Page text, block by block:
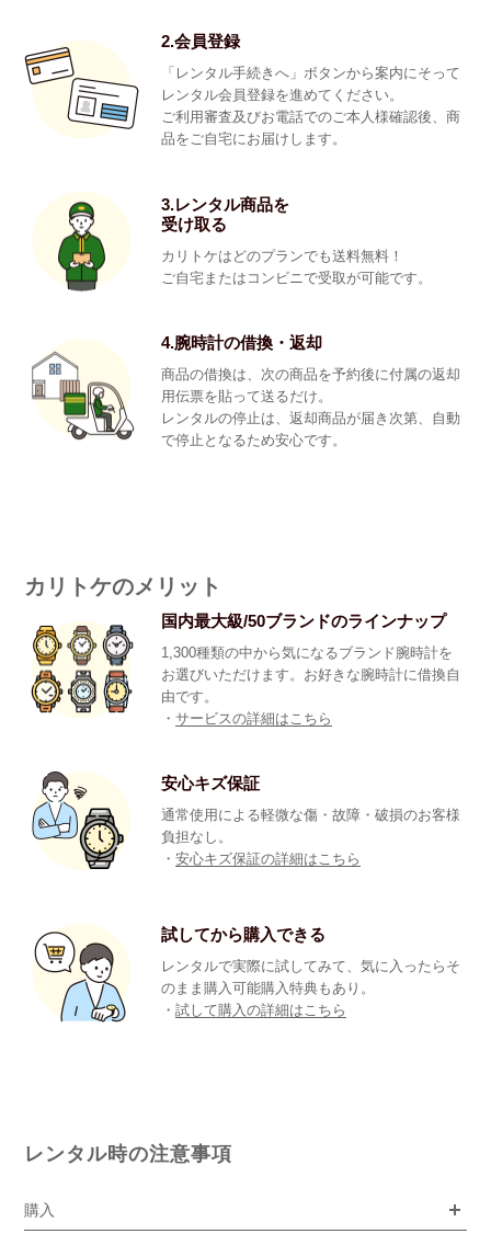
2.会員登録
「レンタル手続きへ」ボタンから案内にそって
レンタル会員登録を進めてください。
ご利用審査及びお電話でのご本人様確認後、商
品をご自宅にお届けします。
3.レンタル商品を
受け取る
カリトケはどのプランでも送料無料！
ご自宅またはコンビニで受取が可能です。
4.腕時計の借換・返却
商品の借換は、次の商品を予約後に付属の返却
用伝票を貼って送るだけ。
レンタルの停止は、返却商品が届き次第、自動
で停止となるため安心です。
カリトケのメリット
国内最大級/50ブランドのラインナップ
1,300種類の中から気になるブランド腕時計を
お選びいただけます。お好きな腕時計に借換自
由です。
・サービスの詳細はこちら
安心キズ保証
通常使用による軽微な傷・故障・破損のお客様
負担なし。
・安心キズ保証の詳細はこちら
試してから購入できる
レンタルで実際に試してみて、気に入ったらそ
のまま購入可能購入特典もあり。
・試して購入の詳細はこちら
レンタル時の注意事項
購入